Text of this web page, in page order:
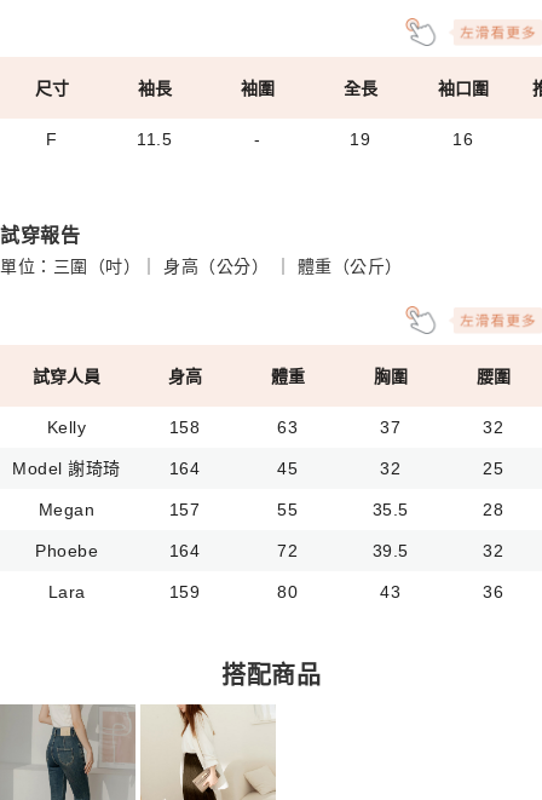
尺寸 袖長 袖圍 全長 袖口圍
F 11.5 - 19 16
試穿報告
單位：三圍（吋）｜ 身高（公分） ｜ 體重（公斤）
試穿人員 身高 體重 胸圍 腰圍
Kelly 158 63 37 32
Model 謝琦琦 164 45 32 25
Megan 157 55 35.5 28
Phoebe 164 72 39.5 32
Lara 159 80 43 36
搭配商品